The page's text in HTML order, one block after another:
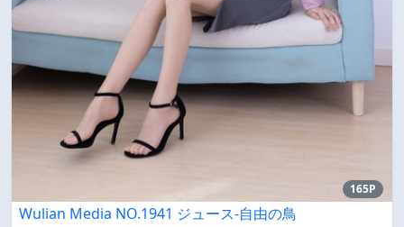
165P
Wulian Media NO.1941 ジュース-自由の鳥